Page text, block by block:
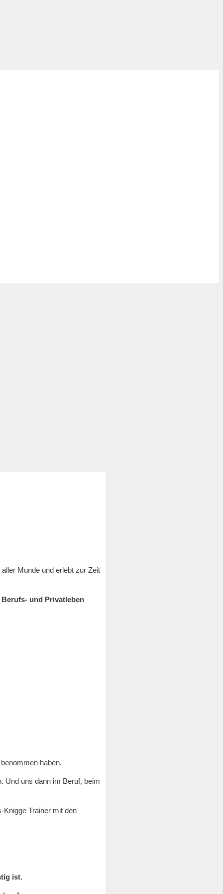
Munde und erlebt zur Zeit
und Privatleben
haben.
Und uns dann im Beruf, beim
Knigge Trainer mit den
ist.